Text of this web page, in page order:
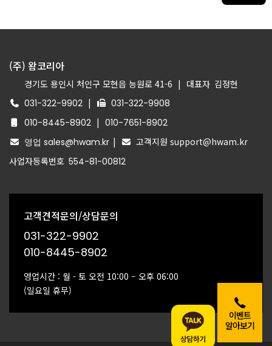
이벤트
알아보기
(주) 왐코리아
경기도 용인시 처인구 모현읍 능원로 41-6 | 대표자 김정현
031-322-9902 |
031-322-9908
010-8445-8902 | 010-7651-8902
영업 sales@hwam.kr |
고객지원 support@hwam.kr
사업자등록번호 554-81-00812
고객견적문의/상담문의
031-322-9902
010-8445-8902
영업시간 : 월 - 토 오전 10:00 – 오후 06:00
(일요일 휴무)